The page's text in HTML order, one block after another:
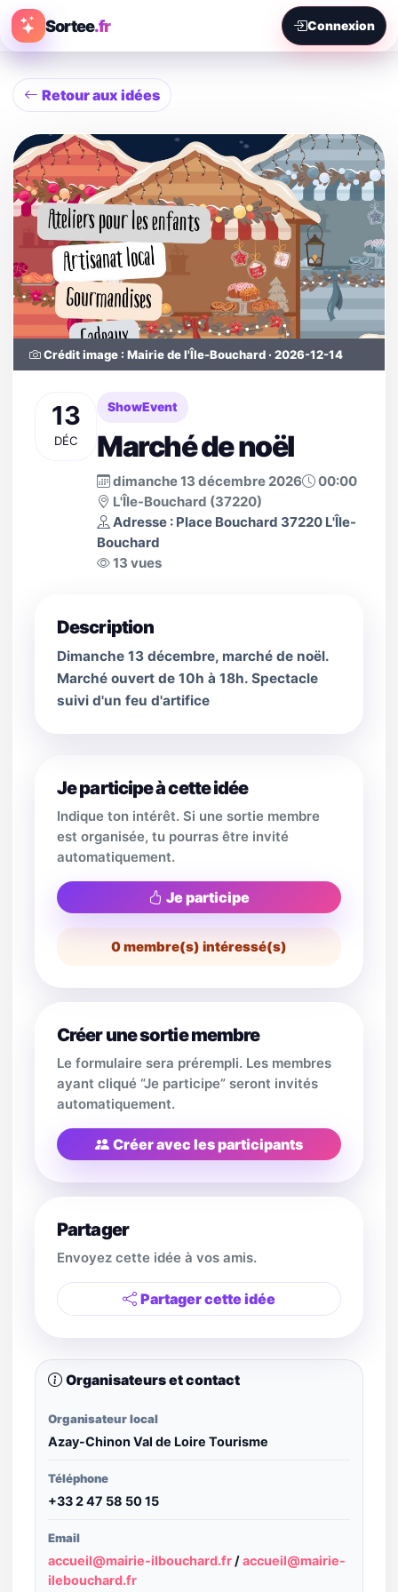
Sortee.fr Connexion
Retour aux idées
Crédit image : Mairie de l'Île-Bouchard · 2026-12-14
13
DÉC
ShowEvent
Marché de noël
dimanche 13 décembre 2026
00:00
L'Île-Bouchard (37220)
Adresse : Place Bouchard 37220 L'Île-
Bouchard
13 vues
Description
Dimanche 13 décembre, marché de noël.
Marché ouvert de 10h à 18h. Spectacle
suivi d'un feu d'artifice
Je participe à cette idée
Indique ton intérêt. Si une sortie membre
est organisée, tu pourras être invité
automatiquement.
Je participe
0membre(s) intéressé(s)
Créer une sortie membre
Le formulaire sera prérempli. Les membres
ayant cliqué “Je participe” seront invités
automatiquement.
Créer avec les participants
Partager
Envoyez cette idée à vos amis.
Partager cette idée
Organisateurs et contact
Organisateur local
Azay-Chinon Val de Loire Tourisme
Téléphone
+33 2 47 58 50 15
Email
accueil@mairie-ilbouchard.fr /accueil@mairie-
ilebouchard.fr